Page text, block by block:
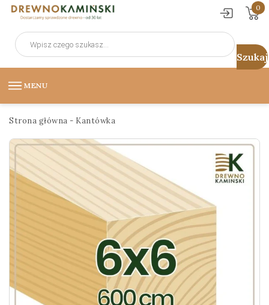
0
Wyszukiwarka
produktów
MENU
Strona główna - Kantówka